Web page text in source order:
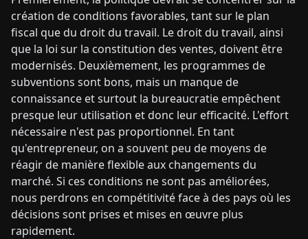
création de conditions favorables, tant sur le plan
fiscal que du droit du travail. Le droit du travail, ainsi
que la loi sur la constitution des ventes, doivent être
modernisés. Deuxièmement, les programmes de
subventions sont bons, mais un manque de
connaissance et surtout la bureaucratie empêchent
presque leur utilisation et donc leur efficacité. L'effort
nécessaire n'est pas proportionnel. En tant
qu'entrepreneur, on a souvent peu de moyens de
réagir de manière flexible aux changements du
marché. Si ces conditions ne sont pas améliorées,
nous perdrons en compétitivité face à des pays où les
décisions sont prises et mises en œuvre plus
rapidement.